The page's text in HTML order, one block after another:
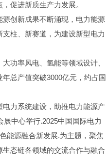
促进新质生产力发展。
创新成果不断涌现，电力能源
柱、新赛道，为建设新型电力
功率风电、氢能等领域设计、
总产值突破3000亿元，约占国
力系统建设，助推电力能源产
中心举行.2025中国国际电力
能源融合新发展.为主题，聚焦
态链各领域的交流合作与融合